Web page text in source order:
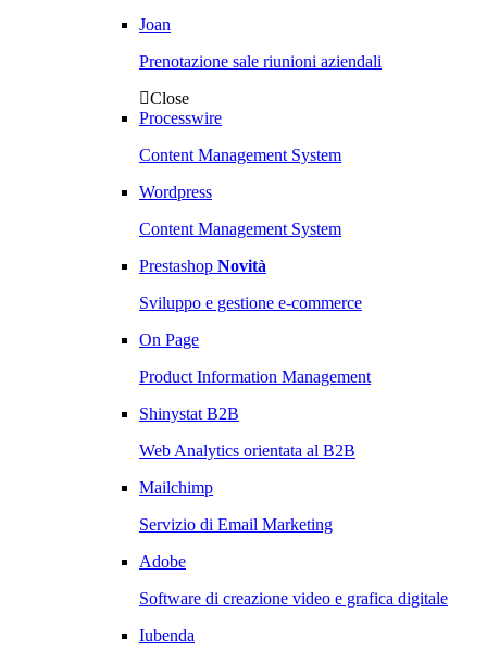
Joan
Prenotazione sale riunioni aziendali
Close
Processwire
Content Management System
Wordpress
Content Management System
Prestashop Novità
Sviluppo e gestione e-commerce
On Page
Product Information Management
Shinystat B2B
Web Analytics orientata al B2B
Mailchimp
Servizio di Email Marketing
Adobe
Software di creazione video e grafica digitale
Iubenda